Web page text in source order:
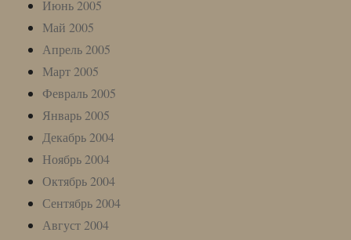
Июнь 2005
Май 2005
Апрель 2005
Март 2005
Февраль 2005
Январь 2005
Декабрь 2004
Ноябрь 2004
Октябрь 2004
Сентябрь 2004
Август 2004